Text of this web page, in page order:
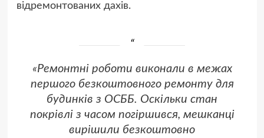
відремонтованих дахів.
«Ремонтні роботи виконали в межах
першого безкоштовного ремонту для
будинків з ОСББ. Оскільки стан
покрівлі з часом погіршився, мешканці
вирішили безкоштовно